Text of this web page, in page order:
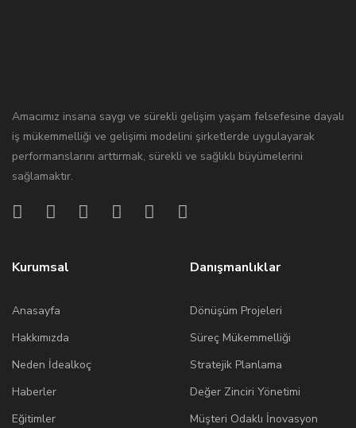
Amacımız insana saygı ve sürekli gelişim yaşam felsefesine dayalı
iş mükemmelliği ve gelişimi modelini şirketlerde uygulayarak
performanslarını arttırmak, sürekli ve sağlıklı büyümelerini
sağlamaktır.
Kurumsal
Anasayfa
Hakkımızda
Neden İdealkoç
Haberler
Eğitimler
Danışmanlıklar
Dönüşüm Projeleri
Süreç Mükemmelliği
Stratejik Planlama
Değer Zinciri Yönetimi
Müşteri Odaklı İnovasyon